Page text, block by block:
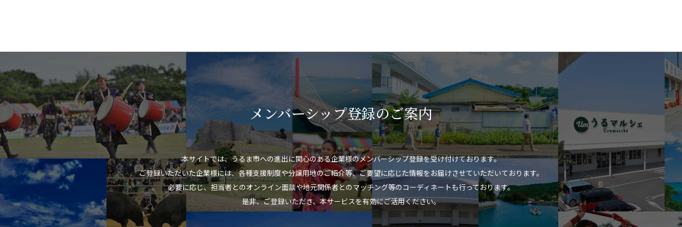
メンバーシップ登録のご案内
本サイトでは、うるま市への進出に関心のある企業様のメンバーシップ登録を受け付けております。
ご登録いただいた企業様には、各種支援制度や分譲用地のご紹介等、ご要望に応じた情報をお届けさせていただいております。
必要に応じ、担当者とのオンライン面談や地元関係者とのマッチング等のコーディネートも行っております。
是非、ご登録いただき、本サービスを有効にご活用ください。